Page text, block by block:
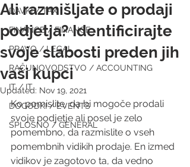
DAVKI / TAX
FINANCE / FINANCE
PRAVO / LEGAL
RAČUNOVODSTVO / ACCOUNTING
IT / IT
DOGODKI / EVENTS
SPLOŠNO / GENERAL
Ali razmišljate o prodaji
podjetja? Identificirajte
svoje slabosti preden jih
vaši kupci
Updated: Nov 19, 2021
Ko pomislite, da bi mogoče prodali
svoje podjetje ali posel je zelo
pomembno, da razmislite o vseh
pomembnih vidikih prodaje. En izmed
vidikov je zagotovo ta, da vedno